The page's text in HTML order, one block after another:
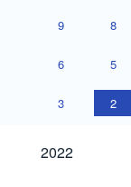
9 8
6 5
3 2
2022
2022